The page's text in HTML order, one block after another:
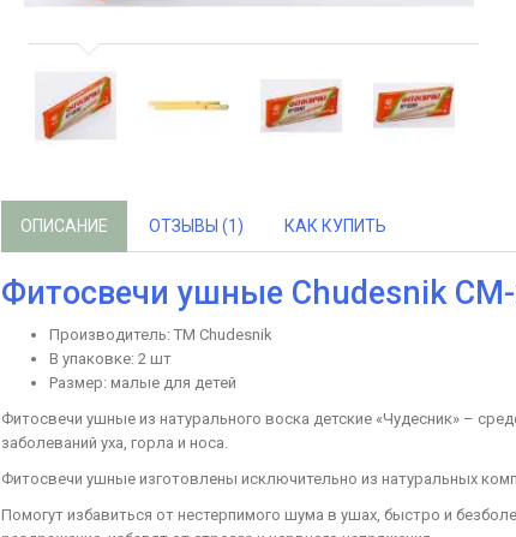
ОПИСАНИЕ ОТЗЫВЫ (1) КАК КУПИТЬ
Фитосвечи ушные Chudesnik СМ-
Производитель: ТМ Chudesnik
В упаковке: 2 шт
Размер: малые для детей
Фитосвечи ушные из натурального воска детские «Чудесник» –
заболеваний уха, горла и носа.
Фитосвечи ушные изготовлены исключительно из натуральных
Помогут избавиться от нестерпимого шума в ушах, быстро и